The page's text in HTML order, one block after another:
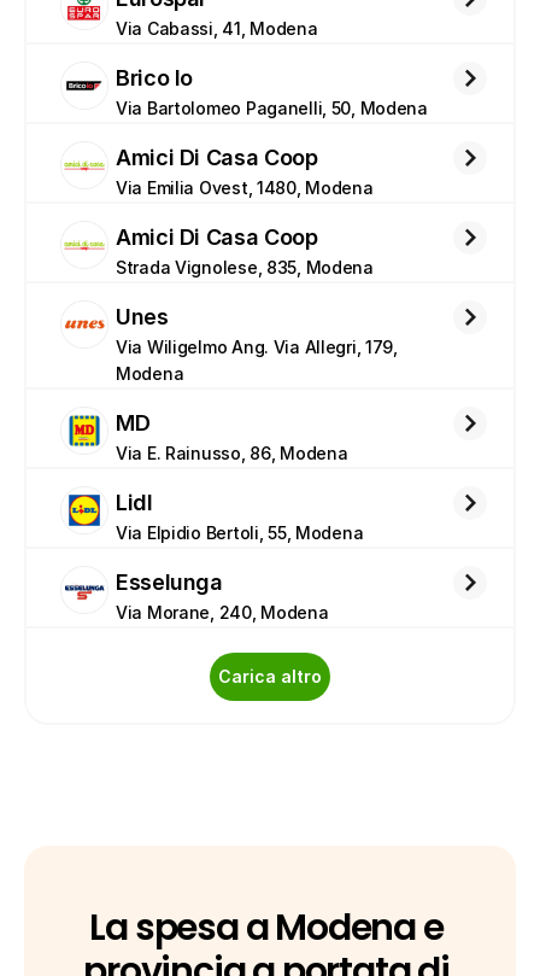
Via Cabassi, 41, Modena
Brico Io
Via Bartolomeo Paganelli, 50, Modena
Amici Di Casa Coop
Via Emilia Ovest, 1480, Modena
Amici Di Casa Coop
Strada Vignolese, 835, Modena
Unes
Via Wiligelmo Ang. Via Allegri, 179,
Modena
MD
Via E. Rainusso, 86, Modena
Lidl
Via Elpidio Bertoli, 55, Modena
Esselunga
Via Morane, 240, Modena
Carica altro
La spesa a Modena e